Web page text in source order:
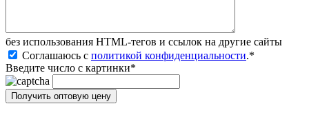
без иcпользования HTML-тегов и ссылок на другие сайты
Соглашаюсь с политикой конфиденциальности.*
Введите число с картинки*